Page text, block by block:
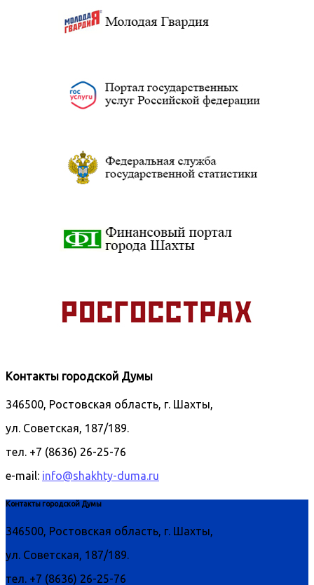
Контакты городской Думы
346500, Ростовская область, г. Шахты,
ул. Советская, 187/189.
тел. +7 (8636) 26-25-76
e-mail: info@shakhty-duma.ru
Контакты городской Думы
346500, Ростовская область, г. Шахты,
ул. Советская, 187/189.
тел. +7 (8636) 26-25-76